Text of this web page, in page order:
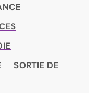
SORTIE DE